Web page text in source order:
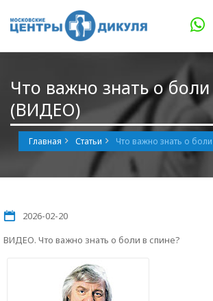
Что важно знать о боли
(ВИДЕО)
Главная Статьи Что важно знать о
2026-02-20
ВИДЕО. Что важно знать о боли в спине?